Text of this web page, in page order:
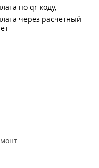
по qr-коду
через расчётный